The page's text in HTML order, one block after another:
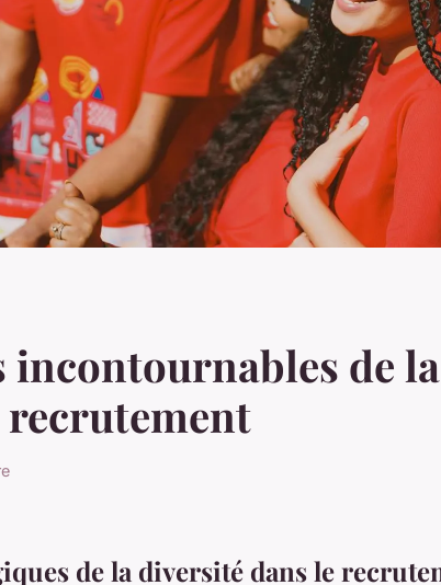
incontournables de
recrutement
de la diversité dans le